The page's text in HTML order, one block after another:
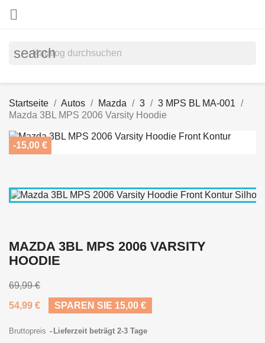

search
Startseite Autos Mazda 3
3 MPS BL MA-001
Mazda 3BL MPS 2006 Varsity Hoodie
-15,00 €
MAZDA 3BL MPS 2006 VARSITY
HOODIE
69,99 €
54,99 €
SPAREN SIE 15,00 €
Bruttopreis Lieferzeit beträgt 2-3 Tage